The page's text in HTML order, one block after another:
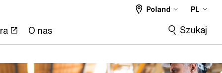
O nas
Poland PL
Szukaj